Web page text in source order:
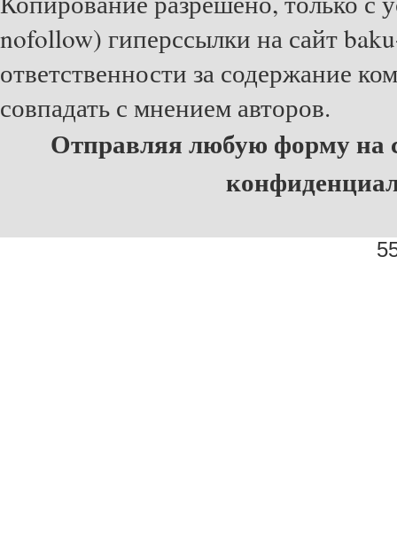
nofollow) гиперссылки на сайт
ответственности за содержание
совпадать с мнением авторов.
Отправляя любую форму на